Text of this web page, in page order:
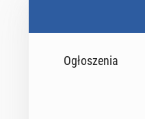
Ogłoszenia